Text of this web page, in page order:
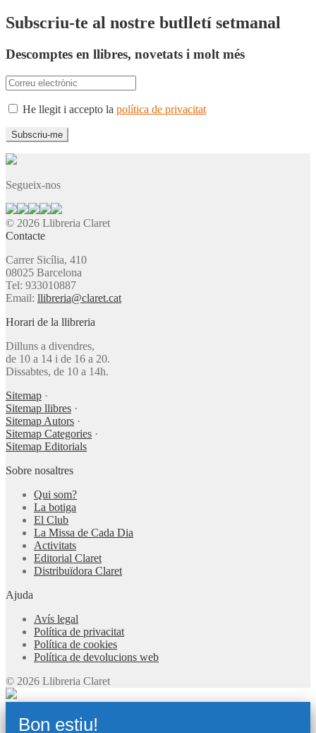
Subscriu-te al nostre butlletí setmanal
Descomptes en llibres, novetats i molt més
He llegit i accepto la política de privacitat
Segueix-nos
© 2026 Llibreria Claret
Contacte
Carrer Sicília, 410
08025 Barcelona
Tel: 933010887
Email: llibreria@claret.cat
Horari de la llibreria
Dilluns a divendres,
de 10 a 14 i de 16 a 20.
Dissabtes, de 10 a 14h.
Sitemap ·
Sitemap llibres ·
Sitemap Autors ·
Sitemap Categories ·
Sitemap Editorials
Sobre nosaltres
Qui som?
La botiga
El Club
La Missa de Cada Dia
Activitats
Editorial Claret
Distribuïdora Claret
Ajuda
Avís legal
Política de privacitat
Política de cookies
Política de devolucions web
© 2026 Llibreria Claret
Bon estiu!